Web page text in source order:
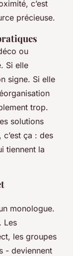
c’est
précieuse.
ou
Si elle
signe. Si elle
trop.
solutions
c’est ça : des
tiennent la
monologue.
Les
les groupes
- deviennent